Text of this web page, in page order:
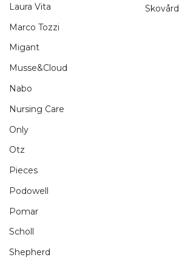
Laura Vita
Marco Tozzi
Migant
Musse&Cloud
Nabo
Nursing Care
Only
Otz
Pieces
Podowell
Pomar
Scholl
Shepherd
Skovård